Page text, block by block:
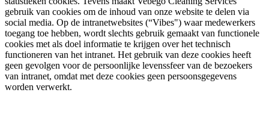
gebruik van cookies om de inhoud van onze website te delen via
social media. Op de intranetwebsites (“Vibes") waar medewerkers
toegang toe hebben, wordt slechts gebruik gemaakt van functionele
cookies met als doel informatie te krijgen over het technisch
functioneren van het intranet. Het gebruik van deze cookies heeft
geen gevolgen voor de persoonlijke levenssfeer van de bezoekers
van intranet, omdat met deze cookies geen persoonsgegevens
worden verwerkt.